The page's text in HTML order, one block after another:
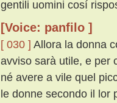
gentili uomini cosí
[Voice: panfilo ]
[ 030 ] Allora la donna
avviso sarà utile, e per
né avere a vile quel
le donne secondo il lor